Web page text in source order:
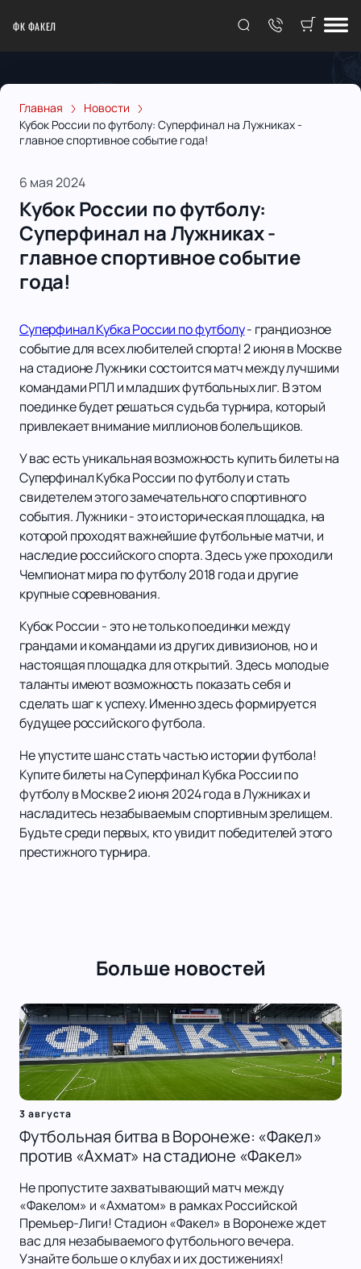
ФК ФАКЕЛ
Главная
Новости
Кубок России по футболу: Суперфинал на Лужниках -
главное спортивное событие года!
6 мая 2024
Кубок России по футболу:
Суперфинал на Лужниках -
главное спортивное событие
года!
Суперфинал Кубка России по футболу- грандиозное
событие для всех любителей спорта! 2 июня в Москве
на стадионе Лужники состоится матч между лучшими
командами РПЛ и младших футбольных лиг. В этом
поединке будет решаться судьба турнира, который
привлекает внимание миллионов болельщиков.
У вас есть уникальная возможность купить билеты на
Суперфинал Кубка России по футболу и стать
свидетелем этого замечательного спортивного
события. Лужники - это историческая площадка, на
которой проходят важнейшие футбольные матчи, и
наследие российского спорта. Здесь уже проходили
Чемпионат мира по футболу 2018 года и другие
крупные соревнования.
Кубок России - это не только поединки между
грандами и командами из других дивизионов, но и
настоящая площадка для открытий. Здесь молодые
таланты имеют возможность показать себя и
сделать шаг к успеху. Именно здесь формируется
будущее российского футбола.
Не упустите шанс стать частью истории футбола!
Купите билеты на Суперфинал Кубка России по
футболу в Москве 2 июня 2024 года в Лужниках и
насладитесь незабываемым спортивным зрелищем.
Будьте среди первых, кто увидит победителей этого
престижного турнира.
Больше новостей
3 августа
Футбольная битва в Воронеже: «Факел»
против «Ахмат» на стадионе «Факел»
Не пропустите захватывающий матч между
«Факелом» и «Ахматом» в рамках Российской
Премьер-Лиги! Стадион «Факел» в Воронеже ждет
вас для незабываемого футбольного вечера.
Узнайте больше о клубах и их достижениях!